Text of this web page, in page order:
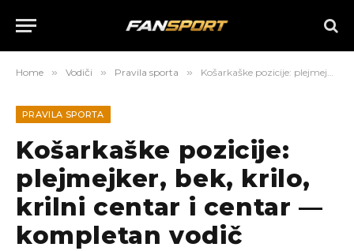
Home » Vodiči » Pravila sporta » Košarkaške pozicije: plejmejker, bek, krilo, krilni centar i centar — kompletan vodič
PRAVILA SPORTA
Košarkaške pozicije:
plejmejker, bek, krilo,
krilni centar i centar —
kompletan vodič